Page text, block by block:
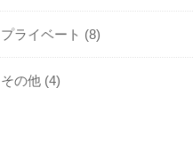
プライベート (8)
その他 (4)